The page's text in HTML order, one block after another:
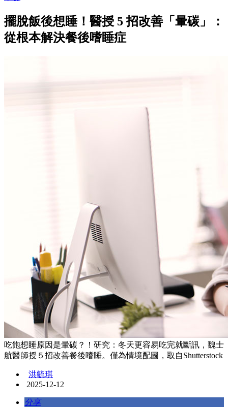
擺脫飯後想睡！醫授 5 招改善「暈碳」：
從根本解決餐後嗜睡症
吃飽想睡原因是暈碳？！研究：冬天更容易吃完就斷訊，魏士
航醫師授５招改善餐後嗜睡。僅為情境配圖，取自Shutterstock
洪毓琪
2025-12-12
分享